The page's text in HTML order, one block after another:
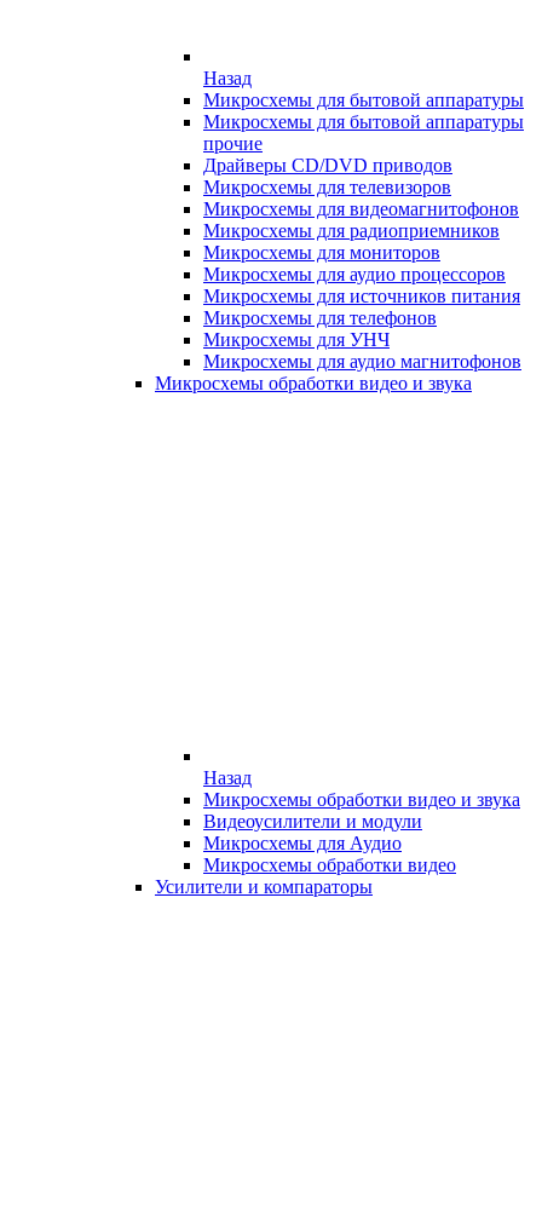
Назад
Микросхемы для бытовой аппаратуры
Микросхемы для бытовой аппаратуры
прочие
Драйверы CD/DVD приводов
Микросхемы для телевизоров
Микросхемы для видеомагнитофонов
Микросхемы для радиоприемников
Микросхемы для мониторов
Микросхемы для аудио процессоров
Микросхемы для источников питания
Микросхемы для телефонов
Микросхемы для УНЧ
Микросхемы для аудио магнитофонов
Микросхемы обработки видео и звука
Назад
Микросхемы обработки видео и звука
Видеоусилители и модули
Микросхемы для Аудио
Микросхемы обработки видео
Усилители и компараторы